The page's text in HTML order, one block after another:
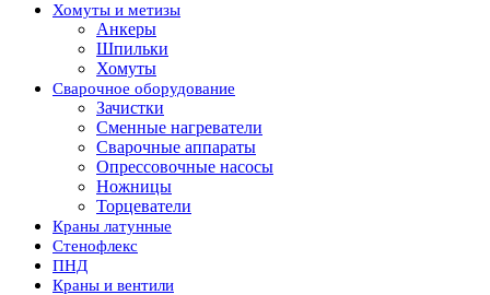
Хомуты и метизы
Анкеры
Шпильки
Хомуты
Сварочное оборудование
Зачистки
Сменные нагреватели
Сварочные аппараты
Опрессовочные насосы
Ножницы
Торцеватели
Краны латунные
Стенофлекс
ПНД
Краны и вентили